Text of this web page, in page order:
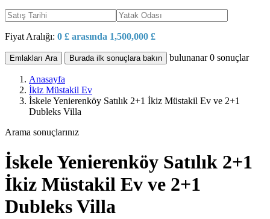
Fiyat Aralığı: 0 £ arasında 1,500,000 £
Emlakları Ara Burada ilk sonuçlara bakın bulunanar0 sonuçlar
Anasayfa
İkiz Müstakil Ev
İskele Yenierenköy Satılık 2+1 İkiz Müstakil Ev ve 2+1
Dubleks Villa
Arama sonuçlarınız
İskele Yenierenköy Satılık 2+1
İkiz Müstakil Ev ve 2+1
Dubleks Villa